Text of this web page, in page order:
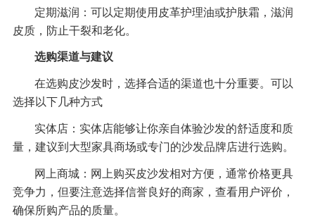
定期滋润：可以定期使用皮革护理油或护肤霜，滋润
皮质，防止干裂和老化。
选购渠道与建议
在选购皮沙发时，选择合适的渠道也十分重要。可以
选择以下几种方式
实体店：实体店能够让你亲自体验沙发的舒适度和质
量，建议到大型家具商场或专门的沙发品牌店进行选购。
网上商城：网上购买皮沙发相对方便，通常价格更具
竞争力，但要注意选择信誉良好的商家，查看用户评价，
确保所购产品的质量。